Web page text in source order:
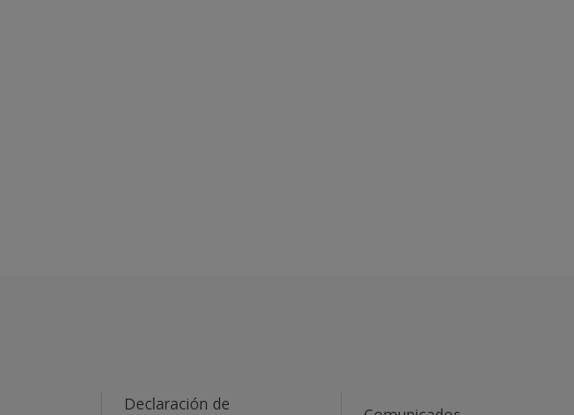
Declaración de